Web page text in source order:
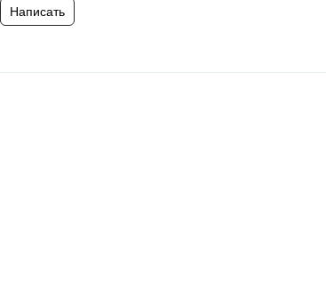
Написать